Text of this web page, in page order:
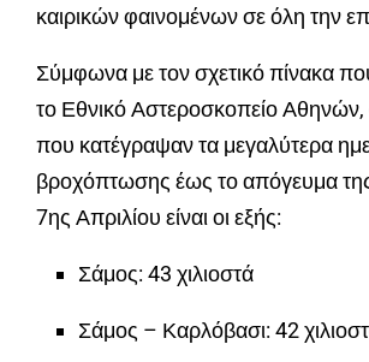
καιρικών φαινομένων σε όλη την
Σύμφωνα με τον σχετικό πίνακα
το Εθνικό Αστεροσκοπείο Αθηνών,
που κατέγραψαν τα μεγαλύτερα
βροχόπτωσης έως το απόγευμα
7ης Απριλίου είναι οι εξής:
Σάμος: 43 χιλιοστά
Σάμος – Καρλόβασι: 42